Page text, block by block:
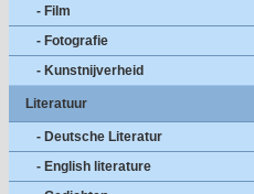
- Film
- Fotografie
- Kunstnijverheid
Literatuur
- Deutsche Literatur
- English literature